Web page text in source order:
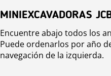
MINIEXCAVADORAS
Encuentre abajo todos los
Puede ordenarlos por año
navegación de la izquierda.